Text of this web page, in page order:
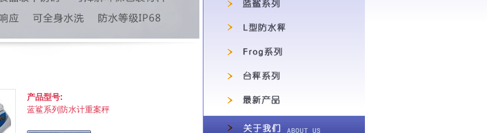
产品型号:
蓝鲨系列防水计重案秤